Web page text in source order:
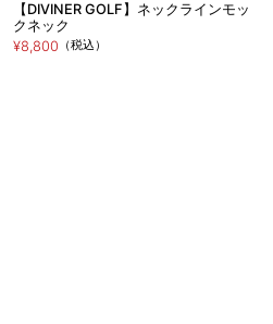
【DIVINER GOLF】ネックラインモッ
クネック
¥8,800 （税込）